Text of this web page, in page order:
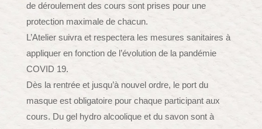
de déroulement des cours sont prises pour une
protection maximale de chacun.
L’Atelier suivra et respectera les mesures sanitaires à
appliquer en fonction de l’évolution de la pandémie
COVID 19.
Dès la rentrée et jusqu’à nouvel ordre, le port du
masque est obligatoire pour chaque participant aux
cours. Du gel hydro alcoolique et du savon sont à